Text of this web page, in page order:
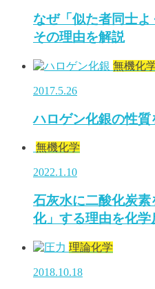
なぜ「似た者同士よ
その理由を解説
無機化
2017.5.26
ハロゲン化銀の性質
無機化学
2022.1.10
石灰水に二酸化炭
化」する理由を化学
理論化学
2018.10.18